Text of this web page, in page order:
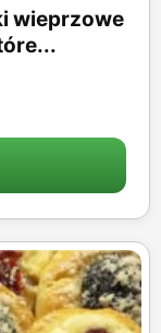
wieprzowe